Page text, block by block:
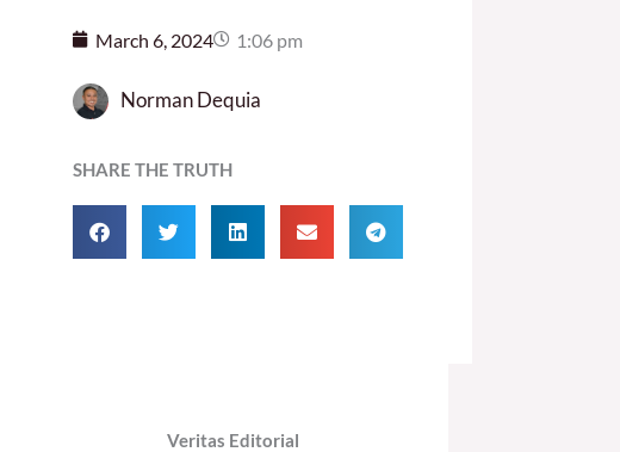
March 6, 2024 1:06 pm
Norman Dequia
SHARE THE TRUTH
Veritas Editorial